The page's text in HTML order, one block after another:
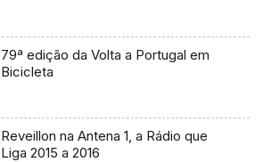
79ª edição da Volta a Portugal em
Bicicleta
Reveillon na Antena 1, a Rádio que
Liga 2015 a 2016